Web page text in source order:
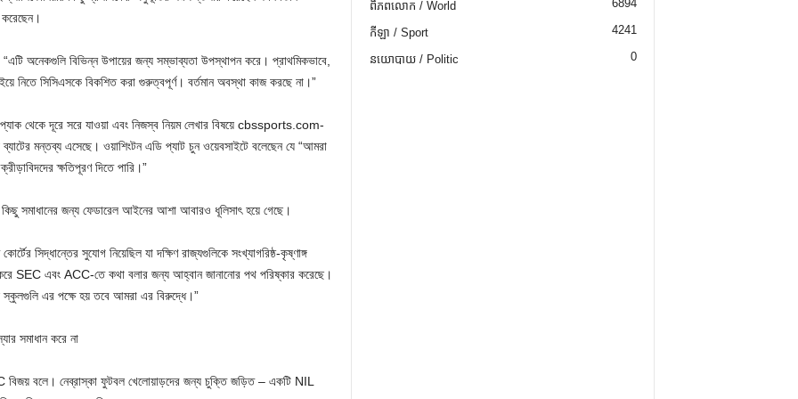
করেছেন।
অনেকগুলি বিভিন্ন উপায়ের জন্য সম্ভাব্যতা উপস্থাপন করে। প্রাথমিকভাবে,
নিতে সিসিএসকে বিকশিত করা গুরুত্বপূর্ণ। বর্তমান অবস্থা কাজ করছে না।”
থেকে দূরে সরে যাওয়া এবং নিজস্ব নিয়ম লেখার বিষয়ে cbssports.com-
মন্তব্য এসেছে। ওয়াশিংটন এডি প্যাট চুন ওয়েবসাইটে বলেছেন যে “আমরা
ক্ষতিপূরণ দিতে পারি।”
সমাধানের জন্য ফেডারেল আইনের আশা আবারও ধূলিসাৎ হয়ে গেছে।
সিদ্ধান্তের সুযোগ নিয়েছিল যা দক্ষিণ রাজ্যগুলিকে সংখ্যাগরিষ্ঠ-কৃষ্ণাঙ্গ
করে SEC এবং ACC-তে কথা বলার জন্য আহ্বান জানানোর পথ পরিষ্কার করেছে।
স্কুলগুলি এর পক্ষে হয় তবে আমরা এর বিরুদ্ধে।”
সমাধান করে না
বিজয় বলে। নেব্রাস্কা ফুটবল খেলোয়াড়দের জন্য চুক্তি জড়িত – একটি NIL
ពិភពលោក / World 6894
កីឡា / Sport 4241
នយោបាយ / Politic 0